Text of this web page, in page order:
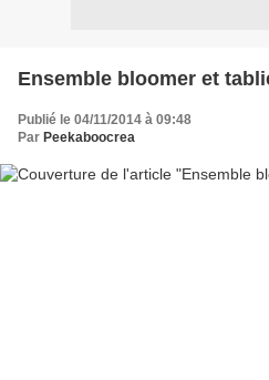
Ensemble bloomer et
Publié le 04/11/2014 à 09:48
Par Peekaboocrea